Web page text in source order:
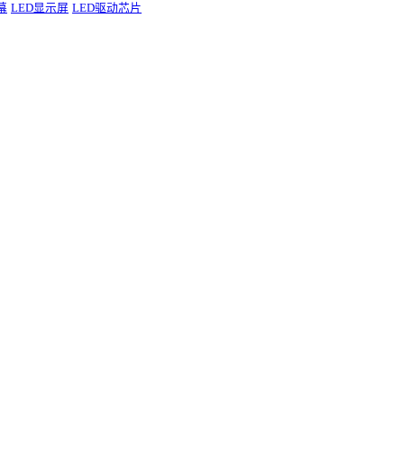
LED显示屏 LED驱动芯片